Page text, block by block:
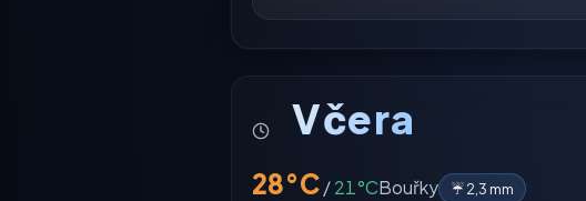
Včera
28°C/21°CBouřky ☔ 2,3 mm